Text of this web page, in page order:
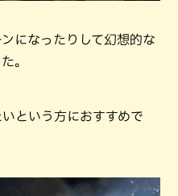
になったりして幻想的な
。
という方におすすめで